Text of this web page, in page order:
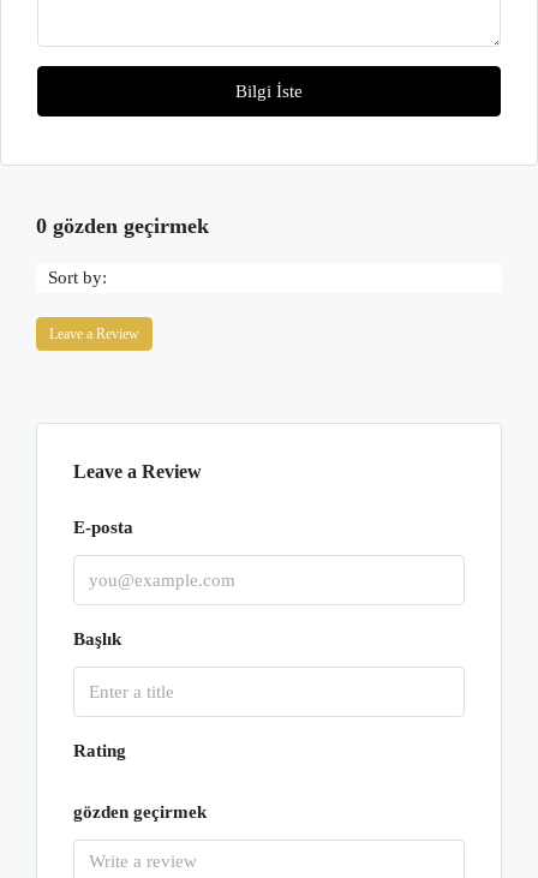
Bilgi İste
0 gözden geçirmek
Sort by:
Leave a Review
Leave a Review
E-posta
Başlık
Rating
gözden geçirmek